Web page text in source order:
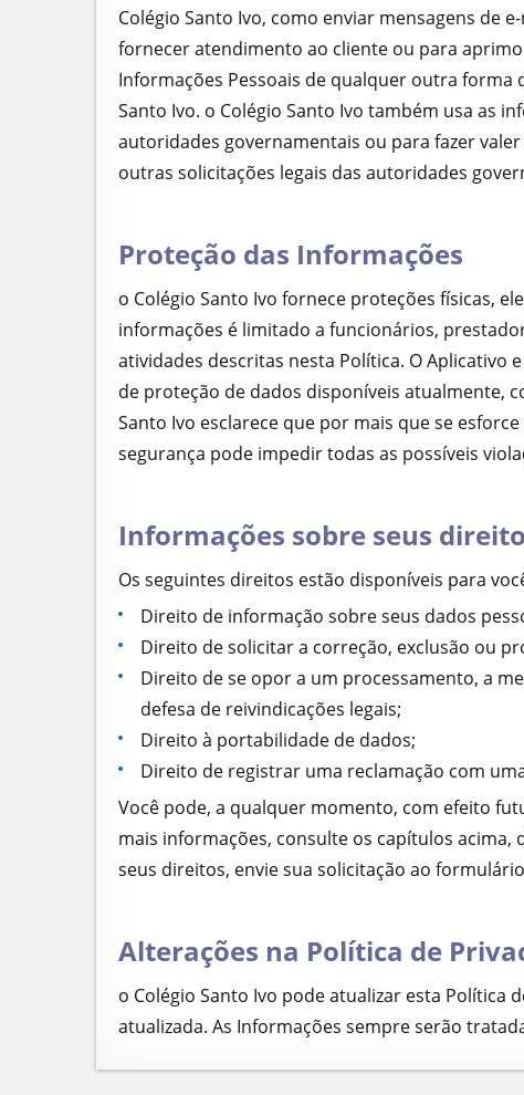
Colégio Santo Ivo, como enviar mensagens de
fornecer atendimento ao cliente ou para
Informações Pessoais de qualquer outra forma
Santo Ivo. o Colégio Santo Ivo também usa as
autoridades governamentais ou para fazer
outras solicitações legais das autoridades
Proteção das Informações
o Colégio Santo Ivo fornece proteções físicas,
informações é limitado a funcionários,
atividades descritas nesta Política. O Aplicativo
de proteção de dados disponíveis atualmente,
Santo Ivo esclarece que por mais que se
segurança pode impedir todas as possíveis
Informações sobre seus
Os seguintes direitos estão disponíveis para
Direito de informação sobre seus dados
Direito de solicitar a correção, exclusão ou
Direito de se opor a um processamento, a
defesa de reivindicações legais;
Direito à portabilidade de dados;
Direito de registrar uma reclamação com
Você pode, a qualquer momento, com efeito
mais informações, consulte os capítulos acima,
seus direitos, envie sua solicitação ao
Alterações na Política de
o Colégio Santo Ivo pode atualizar esta Política
atualizada. As Informações sempre serão